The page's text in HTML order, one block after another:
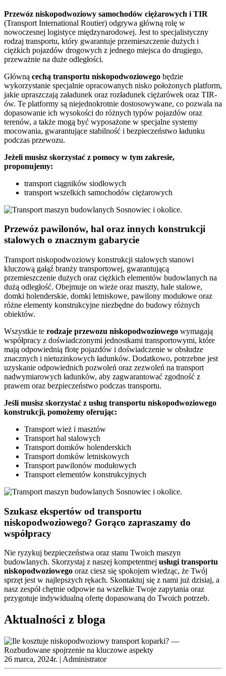
Przewóz niskopodwoziowy samochodów ciężarowych i TIR
(Transport International Routier) odgrywa główną rolę w
nowoczesnej logistyce międzynarodowej. Jest to specjalistyczny
rodzaj transportu, który gwarantuje przemieszczenie dużych i
ciężkich pojazdów drogowych z jednego miejsca do drugiego,
przeważnie na duże odległości.
Główną cechą transportu niskopodwoziowego będzie
wykorzystanie specjalnie opracowanych nisko położonych platform,
jakie upraszczają załadunek oraz rozładunek ciężarówek oraz TIR-
ów. Te platformy są niejednokrotnie dostosowywane, co pozwala na
dopasowanie ich wysokości do różnych typów pojazdów oraz
terenów, a także mogą być wyposażone w specjalne systemy
mocowania, gwarantujące stabilność i bezpieczeństwo ładunku
podczas przewozu.
Jeżeli musisz skorzystać z pomocy w tym zakresie,
proponujemy:
transport ciągników siodłowych
transport wszelkich samochodów ciężarowych
Przewóz pawilonów, hal oraz innych konstrukcji
stalowych o znacznym gabarycie
Transport niskopodwoziowy konstrukcji stalowych stanowi
kluczową gałąź branży transportowej, gwarantującą
przemieszczenie dużych oraz ciężkich elementów budowlanych na
dużą odległość. Obejmuje on wieże oraz maszty, hale stalowe,
domki holenderskie, domki letniskowe, pawilony modułowe oraz
różne elementy konstrukcyjne niezbędne do budowy różnych
obiektów.
Wszystkie te rodzaje przewozu niskopodwoziowego wymagają
współpracy z doświadczonymi jednostkami transportowymi, które
mają odpowiednią flotę pojazdów i doświadczenie w obsłudze
znacznych i nietuzinkowych ładunków. Dodatkowo, potrzebne jest
uzyskanie odpowiednich pozwoleń oraz zezwoleń na transport
nadwymiarowych ładunków, aby zagwarantować zgodność z
prawem oraz bezpieczeństwo podczas transportu.
Jeśli musisz skorzystać z usług transportu niskopodwoziowego
konstrukcji, pomożemy oferując:
Transport wież i masztów
Transport hal stalowych
Transport domków holenderskich
Transport domków letniskowych
Transport pawilonów modułowych
Transport elementów konstrukcyjnych
Szukasz ekspertów od transportu
niskopodwoziowego? Gorąco zapraszamy do
współpracy
Nie ryzykuj bezpieczeństwa oraz stanu Twoich maszyn
budowlanych. Skorzystaj z naszej kompetentnej usługi transportu
niskopodwoziowego oraz ciesz się spokojem wiedząc, że Twój
sprzęt jest w najlepszych rękach. Skontaktuj się z nami już dzisiaj, a
nasz zespół chętnie odpowie na wszelkie Twoje zapytania oraz
przygotuje indywidualną ofertę dopasowaną do Twoich potrzeb.
Aktualności z bloga
26 marca, 2024r. | Administrator